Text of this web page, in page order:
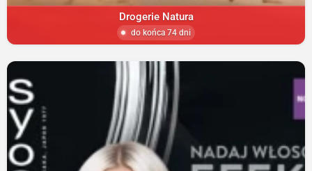
Drogerie Natura
do końca 74 dni